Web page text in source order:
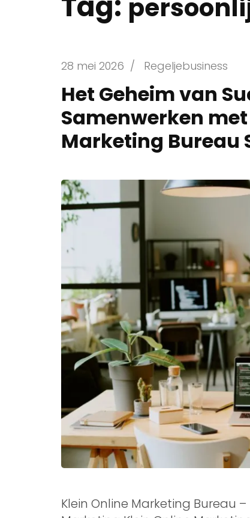
28 mei 2026 / Regeljebusiness
Het Geheim van
Samenwerken
Marketing Bureau
Klein Online Marketing Bureau